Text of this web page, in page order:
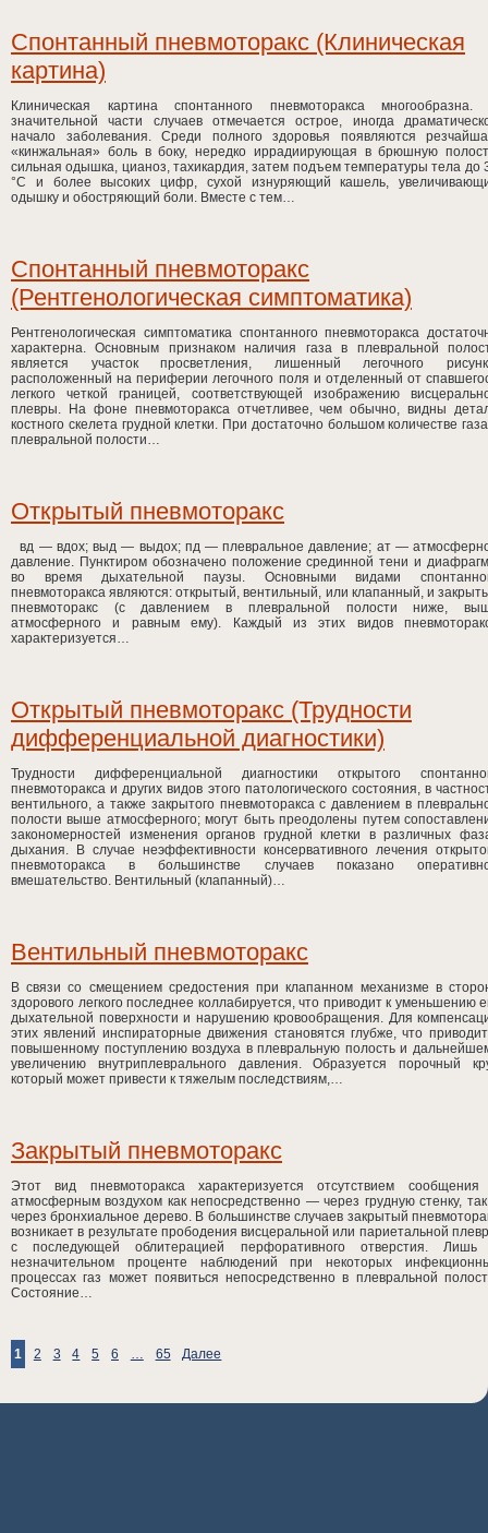
Спонтанный пневмоторакс (Клиническая
картина)
Клиническая картина спонтанного пневмоторакса
значительной части случаев отмечается острое, иногда
начало заболевания. Среди полного здоровья появляются
«кинжальная» боль в боку, нередко иррадиирующая в брюшную
сильная одышка, цианоз, тахикардия, затем подъем температуры тела до
°С и более высоких цифр, сухой изнуряющий кашель,
одышку и обостряющий боли. Вместе с тем…
Спонтанный пневмоторакс
(Рентгенологическая симптоматика)
Рентгенологическая симптоматика спонтанного пневмоторакса
характерна. Основным признаком наличия газа в плевральной
является участок просветления, лишенный легочного
расположенный на периферии легочного поля и отделенный от
легкого четкой границей, соответствующей изображению
плевры. На фоне пневмоторакса отчетливее, чем обычно, видны
костного скелета грудной клетки. При достаточно большом количестве
плевральной полости…
Открытый пневмоторакс
вд — вдох; выд — выдох; пд — плевральное давление; ат —
давление. Пунктиром обозначено положение срединной тени и
во время дыхательной паузы. Основными видами
пневмоторакса являются: открытый, вентильный, или клапанный, и
пневмоторакс (с давлением в плевральной полости ниже,
атмосферного и равным ему). Каждый из этих видов
характеризуется…
Открытый пневмоторакс (Трудности
дифференциальной диагностики)
Трудности дифференциальной диагностики открытого
пневмоторакса и других видов этого патологического состояния, в
вентильного, а также закрытого пневмоторакса с давлением в
полости выше атмосферного; могут быть преодолены путем
закономерностей изменения органов грудной клетки в различных
дыхания. В случае неэффективности консервативного лечения
пневмоторакса в большинстве случаев показано
вмешательство. Вентильный (клапанный)…
Вентильный пневмоторакс
В связи со смещением средостения при клапанном механизме в
здорового легкого последнее коллабируется, что приводит к уменьшению
дыхательной поверхности и нарушению кровообращения. Для
этих явлений инспираторные движения становятся глубже, что
повышенному поступлению воздуха в плевральную полость и
увеличению внутриплеврального давления. Образуется порочный
который может привести к тяжелым последствиям,…
Закрытый пневмоторакс
Этот вид пневмоторакса характеризуется отсутствием
атмосферным воздухом как непосредственно — через грудную стенку,
через бронхиальное дерево. В большинстве случаев закрытый
возникает в результате прободения висцеральной или париетальной
с последующей облитерацией перфоративного отверстия. Лишь
незначительном проценте наблюдений при некоторых
процессах газ может появиться непосредственно в плевральной
Состояние…
1 2 3 4 5 6 … 65 Далее